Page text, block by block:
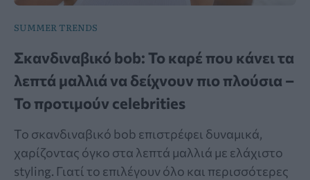
SUMMER TRENDS
Σκανδιναβικό bob: Το καρέ που κάνει τα
λεπτά μαλλιά να δείχνουν πιο πλούσια –
Το προτιμούν celebrities
Το σκανδιναβικό bob επιστρέφει δυναμικά,
χαρίζοντας όγκο στα λεπτά μαλλιά με ελάχιστο
styling. Γιατί το επιλέγουν όλο και περισσότερες